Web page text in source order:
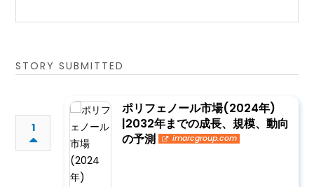
STORY SUBMITTED
1
ポリフェノール市場(2024年)
|2032年までの成長、規模、動向
の予測
imarcgroup.com